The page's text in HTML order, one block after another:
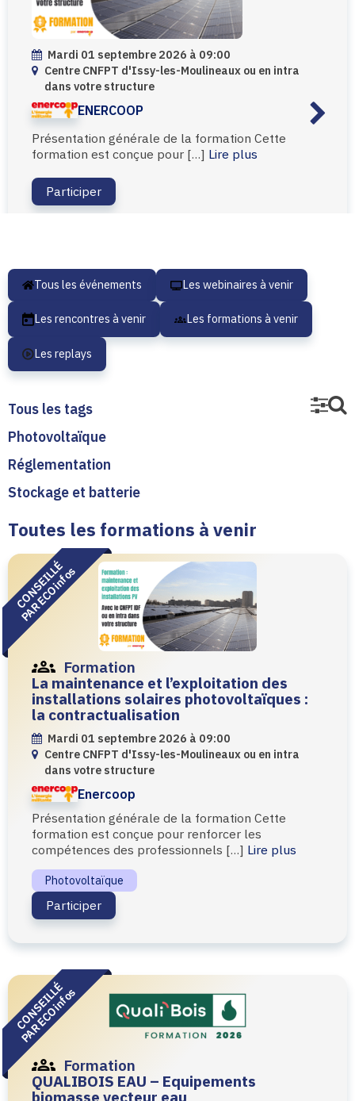
Du mercredi 09 septembre 2026 à 08:30 au
vendredi 11 septembre 2026 à 17:00
A distance
ENERGEA FORMATION
Contenu de la formation JOUR 1 Conseiller son
client sur […]Lire plus
Participer
Tous les événements Les webinaires à venir
Les rencontres à venir Les formations à venir
Les replays
Tous les tags
Photovoltaïque
Réglementation
Stockage et batterie
Filtrer par
Du
Évènements à venir Évènements avec un replay
Conseillés par ECOinfos
Catégorie
Formation
Tag
Photovoltaïque
Réglementation
Stockage et batterie
Toutes les formations à venir
CONSEILLÉ
PAR ECOinfos
Formation
La maintenance et l’exploitation des
installations solaires photovoltaïques :
la contractualisation
mardi 01 septembre 2026 à 09:00
Centre CNFPT d'Issy-les-Moulineaux ou en intra
dans votre structure
Enercoop
Présentation générale de la formation Cette
formation est conçue pour renforcer les
compétences des professionnels […] Lire plus
Photovoltaïque
Participer
CONSEILLÉ
PAR ECOinfos
Formation
QUALIBOIS EAU – Equipements
biomasse vecteur eau